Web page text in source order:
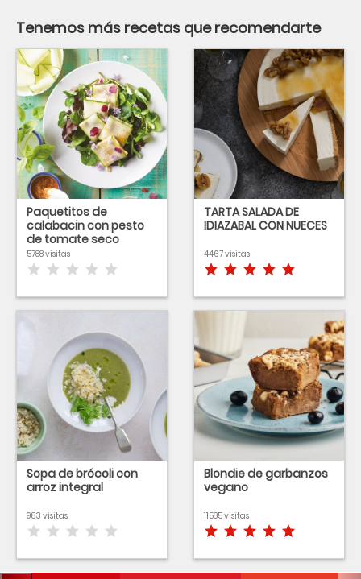
Tenemos más recetas que recomendarte
Paquetitos de
calabacin con pesto
de tomate seco
5788 visitas
TARTA SALADA DE
IDIAZABAL CON NUECES
4467 visitas
Sopa de brócoli con
arroz integral
983 visitas
Blondie de garbanzos
vegano
11585 visitas